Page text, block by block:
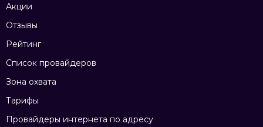
Акции
Отзывы
Рейтинг
Список провайдеров
Зона охвата
Тарифы
Провайдеры интернета по адресу